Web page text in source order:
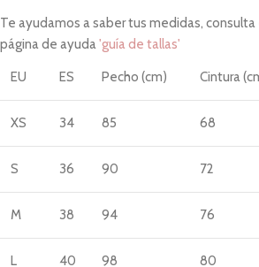
Te ayudamos a saber tus medidas,
página de ayuda'guía de tallas'
EU ES Pecho (cm) Cintura
XS 34 85 68
S 36 90 72
M 38 94 76
L 40 98 80